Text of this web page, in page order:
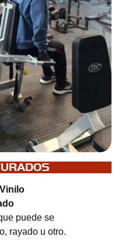
puede se
rayado u otro.